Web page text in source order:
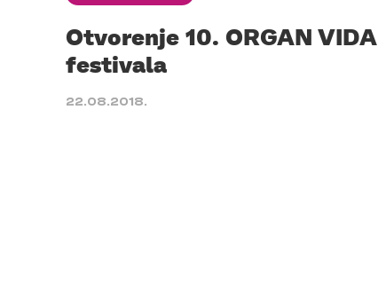
Otvorenje 10. ORGAN VIDA
festivala
22.08.2018.